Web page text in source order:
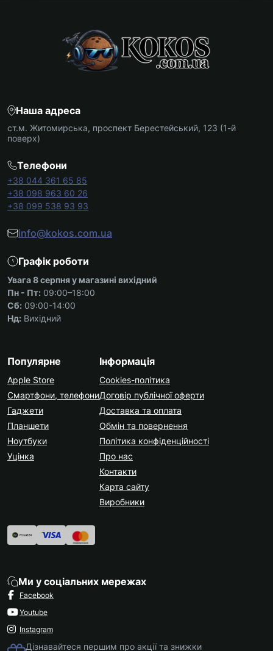
Наша адреса
ст.м. Житомирська, проспект Берестейський, 123 (1-й
поверх)
Телефони
+38 044 361 65 85
+38 098 963 60 26
+38 099 538 93 93
info@kokos.com.ua
Графік роботи
Увага 8 серпня у магазині вихідний
Пн - Пт: 09:00–18:00
Сб: 09:00-14:00
Нд: Вихідний
Популярне
Apple Store
Смартфони, телефони
Гаджети
Планшети
Ноутбуки
Уцінка
Інформація
Cookies-політика
Договір публічної оферти
Доставка та оплата
Обмін та повернення
Політика конфіденційності
Про нас
Контакти
Карта сайту
Виробники
Ми у соціальних мережах
Facebook
Youtube
Instagram
Дізнавайтеся першим про акції та знижки